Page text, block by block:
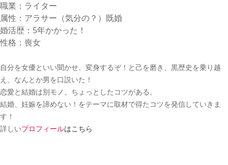
職業：ライター
属性：アラサー（気分の？）既婚
婚活歴：5年かかった！
性格：喪女
自分を女優といい聞かせ、変身するぞ！と己を磨き、黒歴史を乗り越
え、なんとか男を口説いた！
恋愛と結婚は別モノ。ちょっとしたコツがある。
結婚、妊娠を諦めない！をテーマに取材で得たコツを発信していきま
す！
詳しいプロフィールはこちら